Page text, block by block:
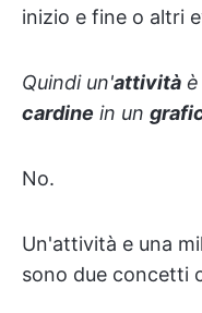
inizio e fine o altri
Quindi un'attività
cardine in un
No.
Un'attività e una
sono due concetti